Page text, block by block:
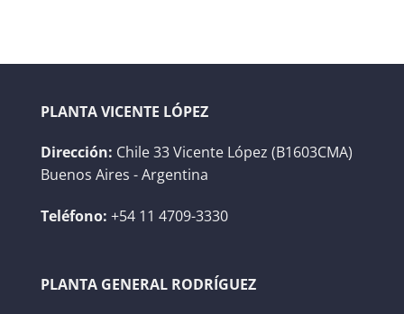
PLANTA VICENTE LÓPEZ
Dirección: Chile 33 Vicente López (B1603CMA)
Buenos Aires - Argentina
Teléfono: +54 11 4709-3330
PLANTA GENERAL RODRÍGUEZ